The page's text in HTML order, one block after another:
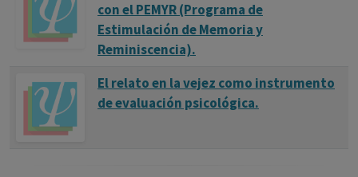
con el PEMYR (Programa de
Estimulación de Memoria y
Reminiscencia).
El relato en la vejez como instrumento
de evaluación psicológica.